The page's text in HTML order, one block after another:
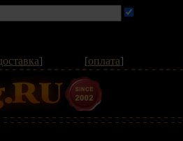
] [оплата]